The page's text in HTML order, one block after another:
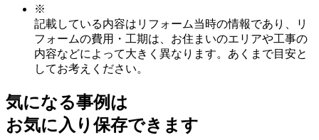
※
記載している内容はリフォーム当時の情報であり、リ
フォームの費用・工期は、お住まいのエリアや工事の
内容などによって大きく異なります。あくまで目安と
してお考えください。
気になる事例は
お気に入り保存できます